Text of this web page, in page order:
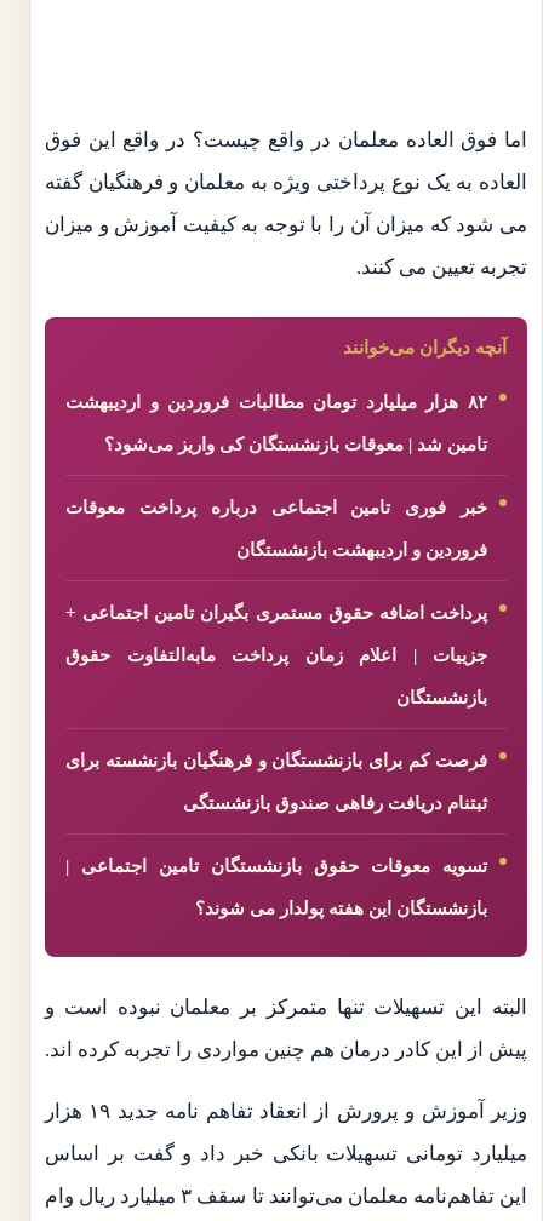
اما فوق العاده معلمان در واقع چیست؟ در واقع این فوق
العاده به یک نوع پرداختی ویژه به معلمان و فرهنگیان گفته
می شود که میزان آن را با توجه به کیفیت آموزش و میزان
تجربه تعیین می کنند.
آنچه دیگران می‌خوانند
۸۲ هزار میلیارد تومان مطالبات فروردین و اردیبهشت
تامین شد | معوقات بازنشستگان کی واریز می‌شود؟
خبر فوری تامین اجتماعی درباره پرداخت معوقات
فروردین و اردیبهشت بازنشستگان
پرداخت اضافه حقوق مستمری بگیران تامین اجتماعی +
جزییات | اعلام زمان پرداخت مابه‌التفاوت حقوق
بازنشستگان
فرصت کم برای بازنشستگان و فرهنگیان بازنشسته برای
ثبتنام دریافت رفاهی صندوق بازنشستگی
تسویه معوقات حقوق بازنشستگان تامین اجتماعی |
بازنشستگان این هفته پولدار می شوند؟
البته این تسهیلات تنها متمرکز بر معلمان نبوده است و
پیش از این کادر درمان هم چنین مواردی را تجربه کرده اند.
وزیر آموزش و پرورش از انعقاد تفاهم نامه جدید ۱۹ هزار
میلیارد تومانی تسهیلات بانکی خبر داد و گفت بر اساس
این تفاهم‌نامه معلمان می‌توانند تا سقف ۳ میلیارد ریال وام